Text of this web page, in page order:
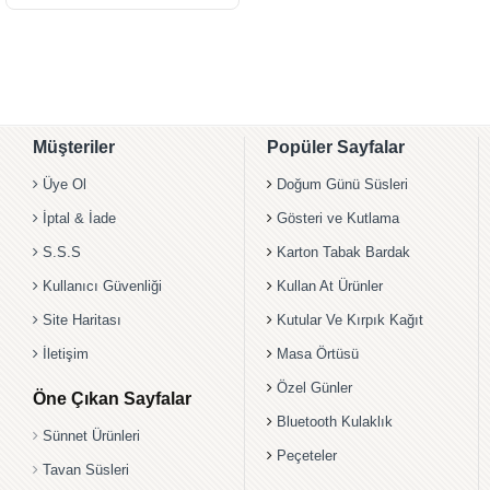
Müşteriler
Üye Ol
İptal & İade
S.S.S
Kullanıcı Güvenliği
Site Haritası
İletişim
Öne Çıkan Sayfalar
Sünnet Ürünleri
Tavan Süsleri
Popüler Sayfalar
Doğum Günü Süsleri
Gösteri ve Kutlama
Karton Tabak Bardak
Kullan At Ürünler
Kutular Ve Kırpık Kağıt
Masa Örtüsü
Özel Günler
Bluetooth Kulaklık
Peçeteler